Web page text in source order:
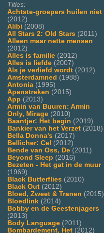
Titles:
Achtste-groepers huilen niet
(2012)
Alibi (2008)
All Stars 2: Old Stars (2011)
Alleen maar nette mensen
(2012)
Alles is familie (2012)
Alles is liefde (2007)
Als je verliefd wordt (2012)
Amsterdamned (1988)
Antonia (1995)
Apenstreken (2015)
App (2013)
Armin van Buuren: Armin
Only, Mirage (2010)
Baantjer: Het begin (2019)
Bankier van het Verzet (2018)
Bella Donna's (2017)
Bellicher: Cel (2012)
Bende van Oss, De (2011)
Beyond Sleep (2016)
Bezeten - Het gat in de muur
(1969)
Black Butterflies (2010)
Black Out (2012)
Bloed, Zweet & Tranen (2015)
Bloedlink (2014)
Bobby en de Geestenjagers
(2013)
Body Language (2011)
Bombardement, Het (2012)